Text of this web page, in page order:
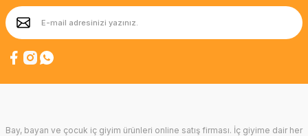
Bay, bayan ve çocuk iç giyim ürünleri online satış firması. İç giyime dair her